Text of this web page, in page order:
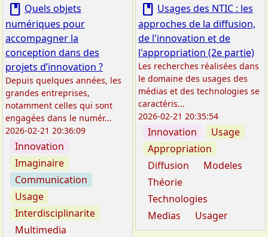
book Quels objets
numériques pour
accompagner la
conception dans des
projets d’innovation ?
Depuis quelques années, les
grandes entreprises,
notamment celles qui sont
engagées dans le numér...
2026-02-21 20:36:09
Innovation
Imaginaire
Communication
Usage
Interdisciplinarite
Multimedia
book Usages des NTIC : les
approches de la diffusion,
de l'innovation et de
l'appropriation (2e partie)
Les recherches réalisées dans
le domaine des usages des
médias et des technologies se
caractéris...
2026-02-21 20:35:54
Innovation
Usage
Appropriation
Diffusion
Modeles
Théorie
Technologies
Medias
Usager